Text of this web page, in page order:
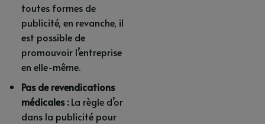
toutes formes de
publicité, en revanche, il
est possible de
promouvoir l’entreprise
en elle-même.
Pas de revendications
médicales :La règle d’or
dans la publicité pour